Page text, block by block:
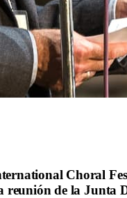
Choral
de la Junta